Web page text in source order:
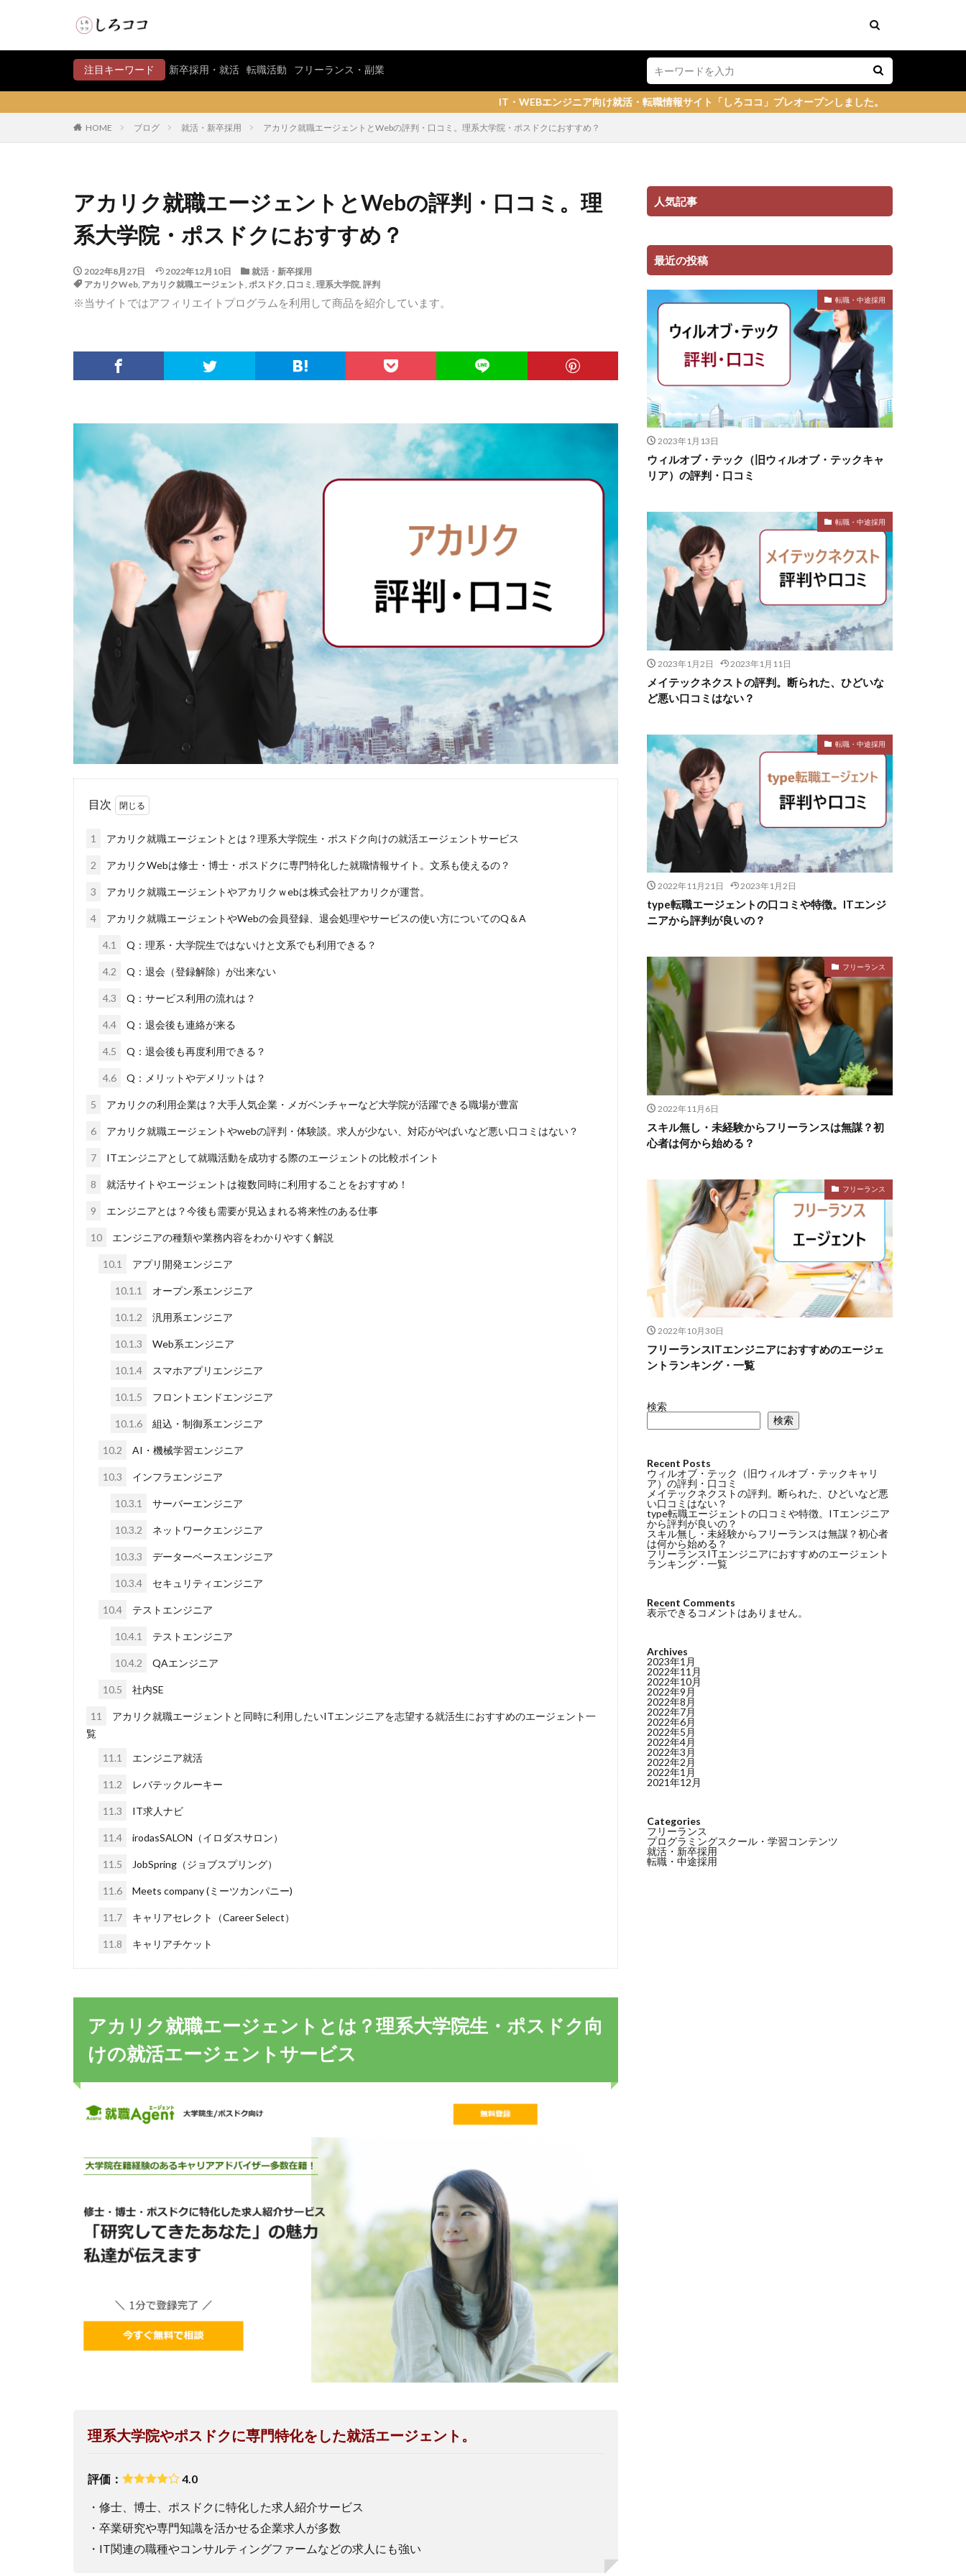
注目キーワード 新卒採用・就活 転職活動 フリーランス・副業
IT・WEBエンジニア向け就活・転職情報サイト「しろココ」プレオープンしました。
HOME ブログ 就活・新卒採用 アカリク就職エージェントとWebの評判・口コミ。理系大学院・ポスドクにおすすめ？
アカリク就職エージェントとWebの評判・口コミ。理
系大学院・ポスドクにおすすめ？
2022年8月27日 2022年12月10日
就活・新卒採用
アカリクWeb, アカリク就職エージェント, ポスドク, 口コミ , 理系大学院, 評判
※当サイトではアフィリエイトプログラムを利用して商品を紹介しています。
目次
1 アカリク就職エージェントとは？理系大学院生・ポスドク向けの就活エージェントサービス
2 アカリクWebは修士・博士・ポスドクに専門特化した就職情報サイト。文系も使えるの？
3 アカリク就職エージェントやアカリクｗebは株式会社アカリクが運営。
4 アカリク就職エージェントやWebの会員登録、退会処理やサービスの使い方についてのQ＆A
4.1 Q：理系・大学院生ではないけと文系でも利用できる？
4.2 Q：退会（登録解除）が出来ない
4.3 Q：サービス利用の流れは？
4.4 Q：退会後も連絡が来る
4.5 Q：退会後も再度利用できる？
4.6 Q：メリットやデメリットは？
5 アカリクの利用企業は？大手人気企業・メガベンチャーなど大学院が活躍できる職場が豊富
6 アカリク就職エージェントやwebの評判・体験談。求人が少ない、対応がやばいなど悪い口コミはない？
7 ITエンジニアとして就職活動を成功する際のエージェントの比較ポイント
8 就活サイトやエージェントは複数同時に利用することをおすすめ！
9 エンジニアとは？今後も需要が見込まれる将来性のある仕事
10 エンジニアの種類や業務内容をわかりやすく解説
10.1 アプリ開発エンジニア
10.1.1 オープン系エンジニア
10.1.2 汎用系エンジニア
10.1.3 Web系エンジニア
10.1.4 スマホアプリエンジニア
10.1.5 フロントエンドエンジニア
10.1.6 組込・制御系エンジニア
10.2 AI・機械学習エンジニア
10.3 インフラエンジニア
10.3.1 サーバーエンジニア
10.3.2 ネットワークエンジニア
10.3.3 データーベースエンジニア
10.3.4 セキュリティエンジニア
10.4 テストエンジニア
10.4.1 テストエンジニア
10.4.2 QAエンジニア
10.5 社内SE
11
アカリク就職エージェントと同時に利用したいITエンジニアを志望する就活生におすすめのエージェント一
覧
11.1
エンジニア就活
11.2 レバテックルーキー
11.3 IT求人ナビ
11.4 irodasSALON（イロダスサロン）
11.5 JobSpring（ジョブスプリング）
11.6 Meets company (ミーツカンパニー)
11.7 キャリアセレクト（Career Select）
11.8 キャリアチケット
アカリク就職エージェントとは？理系大学院生・ポスドク向
けの就活エージェントサービス
理系大学院やポスドクに専門特化をした就活エージェント。
評価： 4.0
・修士、博士、ポスドクに特化した求人紹介サービス
・卒業研究や専門知識を活かせる企業求人が多数
・IT関連の職種やコンサルティングファームなどの求人にも強い
人気記事
最近の投稿
転職・中途採用
2023年1月13日
ウィルオブ・テック（旧ウィルオブ・テックキャ
リア）の評判・口コミ
転職・中途採用
2023年1月2日 2023年1月11日
メイテックネクストの評判。断られた、ひどいな
ど悪い口コミはない？
転職・中途採用
2022年11月21日 2023年1月2日
type転職エージェントの口コミや特徴。ITエンジ
ニアから評判が良いの？
フリーランス
2022年11月6日
スキル無し・未経験からフリーランスは無謀？初
心者は何から始める？
フリーランス
2022年10月30日
フリーランスITエンジニアにおすすめのエージェ
ントランキング・一覧
検索
検索
Recent Posts
ウィルオブ・テック（旧ウィルオブ・テックキャリ
ア）の評判・口コミ
メイテックネクストの評判。断られた、ひどいなど悪
い口コミはない？
type転職エージェントの口コミや特徴。ITエンジニア
から評判が良いの？
スキル無し・未経験からフリーランスは無謀？初心者
は何から始める？
フリーランスITエンジニアにおすすめのエージェント
ランキング・一覧
Recent Comments
表示できるコメントはありません。
Archives
2023年1月
2022年11月
2022年10月
2022年9月
2022年8月
2022年7月
2022年6月
2022年5月
2022年4月
2022年3月
2022年2月
2022年1月
2021年12月
Categories
フリーランス
プログラミングスクール・学習コンテンツ
就活・新卒採用
転職・中途採用